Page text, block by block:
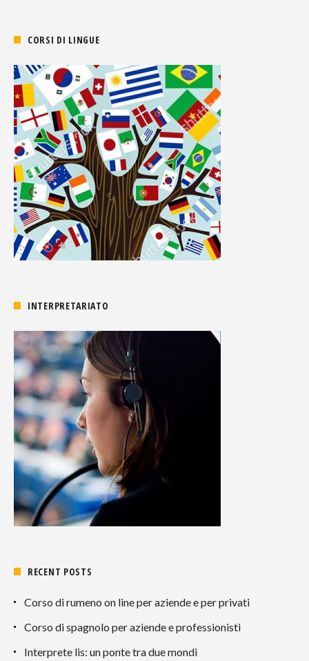
CORSI DI LINGUE
INTERPRETARIATO
RECENT POSTS
Corso di rumeno on line per aziende e per privati
Corso di spagnolo per aziende e professionisti
Interprete lis: un ponte tra due mondi